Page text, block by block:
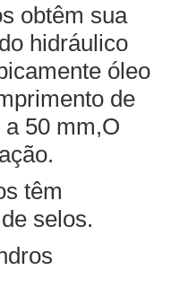
obtêm sua
hidráulico
óleo
de
50 mm,O
têm
selos.